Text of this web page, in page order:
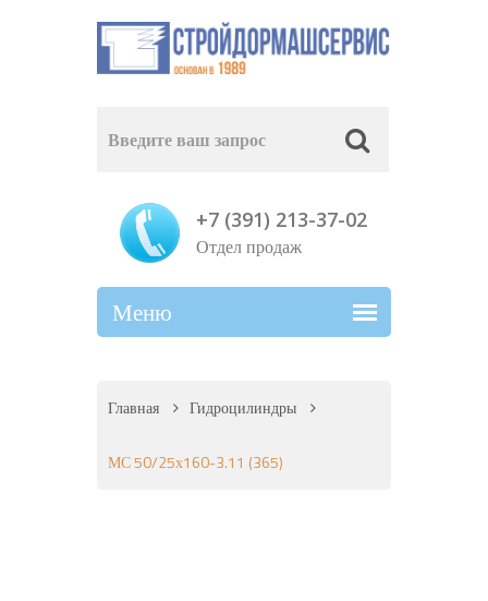
+7 (391) 213-37-02
Отдел продаж
Главная Гидроцилиндры
МС 50/25х160-3.11 (365)